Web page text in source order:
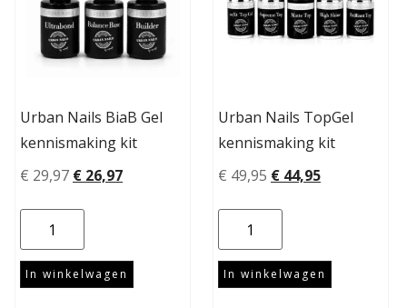
Urban Nails BiaB Gel
kennismaking kit
€ 29,97 € 26,97
In winkelwagen
Urban Nails TopGel
kennismaking kit
€ 49,95 € 44,95
In winkelwagen